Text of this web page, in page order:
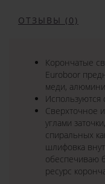
ОТЗЫВЫ (0)
Корончатые
Euroboor
меди,
Используются
Сверхточное
углами
спиральных
шлифовка
обеспечиваю
ресурс